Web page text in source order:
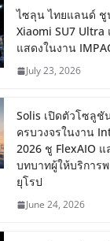
ไซลุน ไทยแลนด์ ชู
Xiaomi SU7 Ultra
แสดงในงาน
July 23, 2026
Solis เปิดตัวโซลูชั
ครบวงจรในงาน
2026 ชู FlexAIO แ
บทบาทผู้ให้บริการ
ยุโรป
June 24, 2026